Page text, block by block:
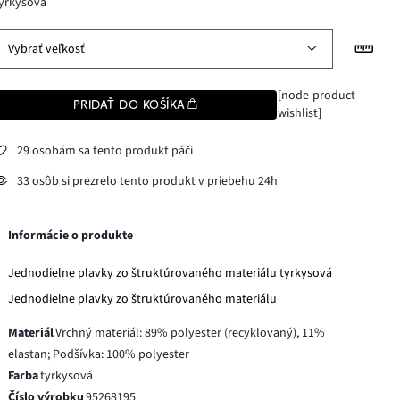
Vybrať veľkosť
PRIDAŤ DO KOŠÍKA
[node-product-
wishlist]
29 osobám sa tento produkt páči
33 osôb si prezrelo tento produkt v priebehu 24h
Informácie o produkte
Jednodielne plavky zo štruktúrovaného materiálu tyrkysová
Jednodielne plavky zo štruktúrovaného materiálu
MateriálVrchný materiál: 89% polyester (recyklovaný), 11%
elastan; Podšívka: 100% polyester
Farbatyrkysová